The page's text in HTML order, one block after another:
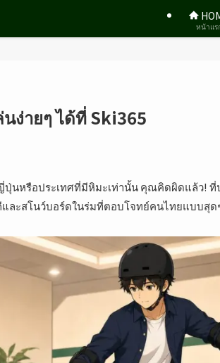
หน้าแร
ง่ายๆ ได้ที่ Ski365
นหรือประเทศที่มีหิมะเท่านั้น คุณคิดผิดแล้ว!
ละสโนว์บอร์ดในร่มที่ตอบโจทย์คนไทยแบบสุด